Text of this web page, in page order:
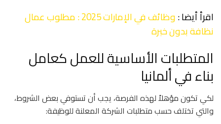
اقرأ أيضا :
وظائف في الإمارات 2025 : مطلوب عمال
نظافة بدون خبرة
المتطلبات الأساسية للعمل كعامل
بناء في ألمانيا
لكي تكون مؤهلاً لهذه الفرصة، يجب أن تستوفي بعض الشروط،
والتي تختلف حسب متطلبات الشركة المعلنة للوظيفة: